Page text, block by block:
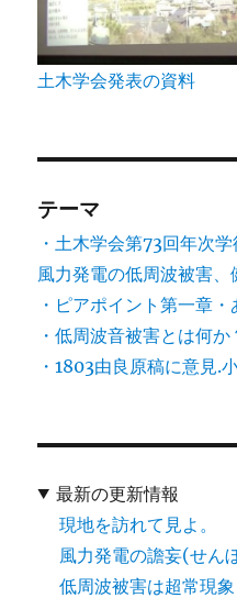
土木学会発表の資料
テーマ
・土木学会第73回年次
風力発電の低周波被害、
・ピアポイント第一章・
・低周波音被害とは何
・1803由良原稿に意見.
最新の更新情報
現地を訪れて見よ。
風力発電の譫妄(せん
低周波被害は超常現象